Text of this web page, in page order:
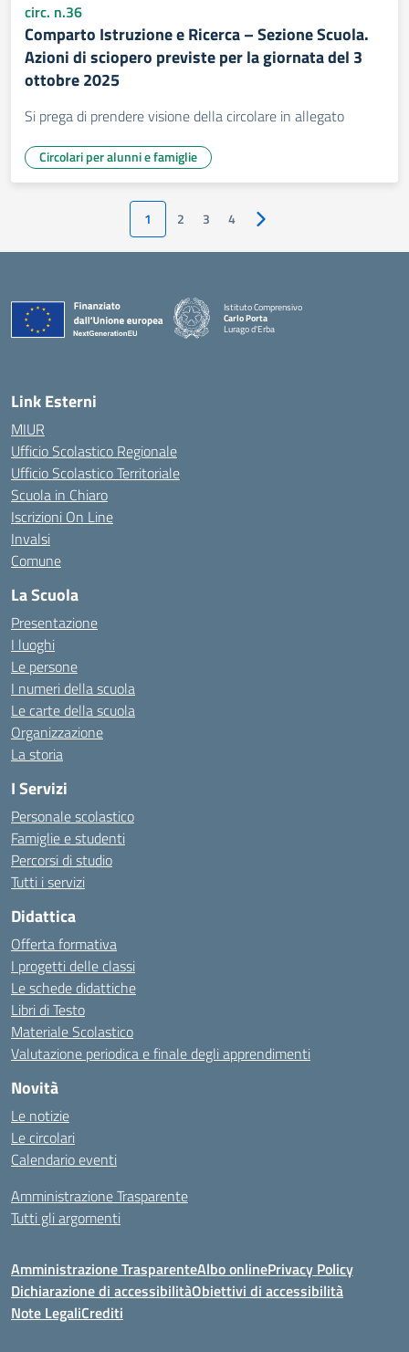
circ. n.36
Comparto Istruzione e Ricerca – Sezione Scuola.
Azioni di sciopero previste per la giornata del 3
ottobre 2025
Si prega di prendere visione della circolare in allegato
Circolari per alunni e famiglie
1 2 3 4 Pagina successiva
Istituto Comprensivo
Carlo Porta
Lurago d'Erba
— Visita la pagina iniziale della scuola
Link Esterni
MIUR
Ufficio Scolastico Regionale
Ufficio Scolastico Territoriale
Scuola in Chiaro
Iscrizioni On Line
Invalsi
Comune
La Scuola
Presentazione
I luoghi
Le persone
I numeri della scuola
Le carte della scuola
Organizzazione
La storia
I Servizi
Personale scolastico
Famiglie e studenti
Percorsi di studio
Tutti i servizi
Didattica
Offerta formativa
I progetti delle classi
Le schede didattiche
Libri di Testo
Materiale Scolastico
Valutazione periodica e finale degli apprendimenti
Novità
Le notizie
Le circolari
Calendario eventi
Amministrazione Trasparente
Tutti gli argomenti
Amministrazione TrasparenteAlbo onlinePrivacy Policy
Dichiarazione di accessibilitàObiettivi di accessibilità
Note LegaliCrediti